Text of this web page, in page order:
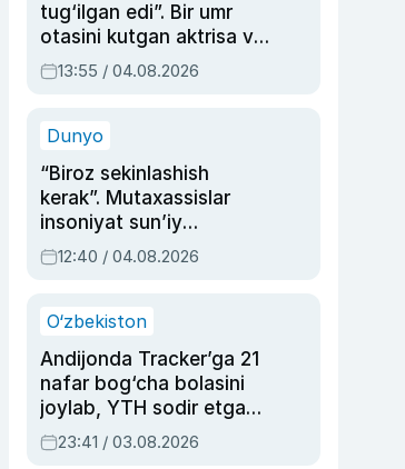
tug‘ilgan edi”. Bir umr
otasini kutgan aktrisa va
dublyaj ustasi Rimma
Ahmedovaning
13:55 / 04.08.2026
Dunyo
“Biroz sekinlashish
kerak”. Mutaxassislar
insoniyat sun’iy
intellektni boshqara
olmay qolishidan xavotir
12:40 / 04.08.2026
O‘zbekiston
Andijonda Tracker’ga 21
nafar bog‘cha bolasini
joylab, YTH sodir etgan
ayolga sud hukmi o‘qildi
23:41 / 03.08.2026